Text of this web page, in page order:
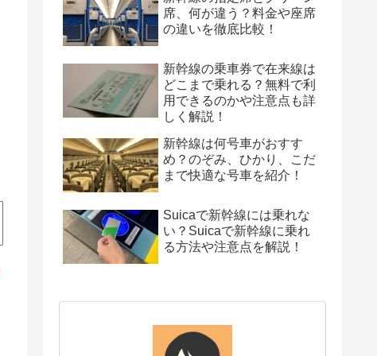
席、何が違う？料金や座席
の違いを徹底比較！
新幹線の乗車券で在来線は
どこまで乗れる？無料で利
用できるのかや注意点も詳
しく解説！
新幹線は何号車がおすす
め？のぞみ、ひかり、こだ
まで快適な号車を紹介！
Suicaで新幹線には乗れな
い？Suicaで新幹線に乗れ
る方法や注意点を解説！